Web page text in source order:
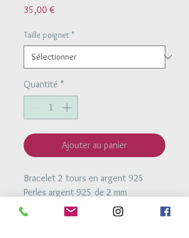
35,00 €
Taille poignet *
Quantité *
Ajouter au panier
Bracelet 2 tours en argent 925
Perles argent 925 de 2 mm
Perles de cristal de 2 mm
Bracelet monté sur un fil élastique